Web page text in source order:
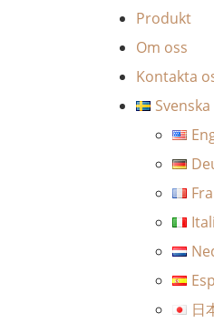
Produkt
Om oss
Kontakta
Svenska
日